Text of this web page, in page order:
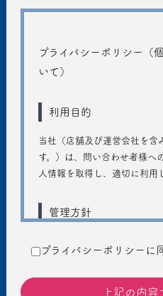
プライバシーポリシー（
いて）
利用目的
当社（店舗及び運営会社を含
す。）は、問い合わせ者様へ
人情報を取得し、適切に利用
管理方針
保護に十分注意し、個人情報
義務を持って適切に取り扱う
プライバシーポリシーに